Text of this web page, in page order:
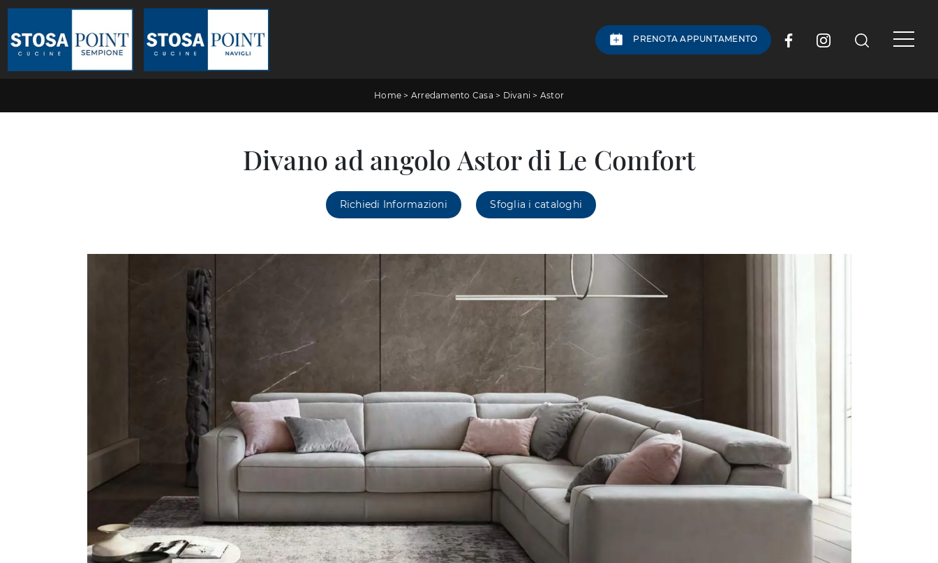
PRENOTA APPUNTAMENTO
Home > Arredamento Casa > Divani > Astor
Divano ad angolo Astor di Le Comfort
Richiedi Informazioni Sfoglia i cataloghi